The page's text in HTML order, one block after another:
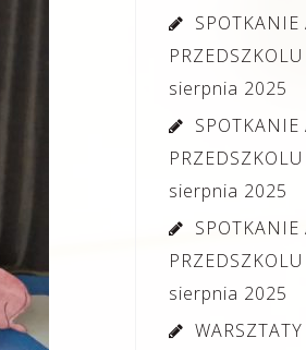
SPOTKANIE
sierpnia 2025
SPOTKANIE
sierpnia 2025
SPOTKANIE
sierpnia 2025